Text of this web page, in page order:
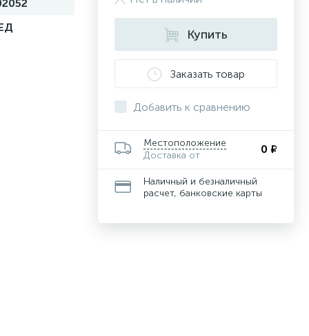
Купить
Заказать товар
Добавить к сравнению
Местоположение
Доставка от
0 ₽
Наличный и безналичный
расчет, банковские карты